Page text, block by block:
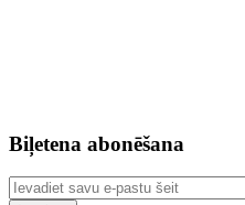
Biļetena abonēšana